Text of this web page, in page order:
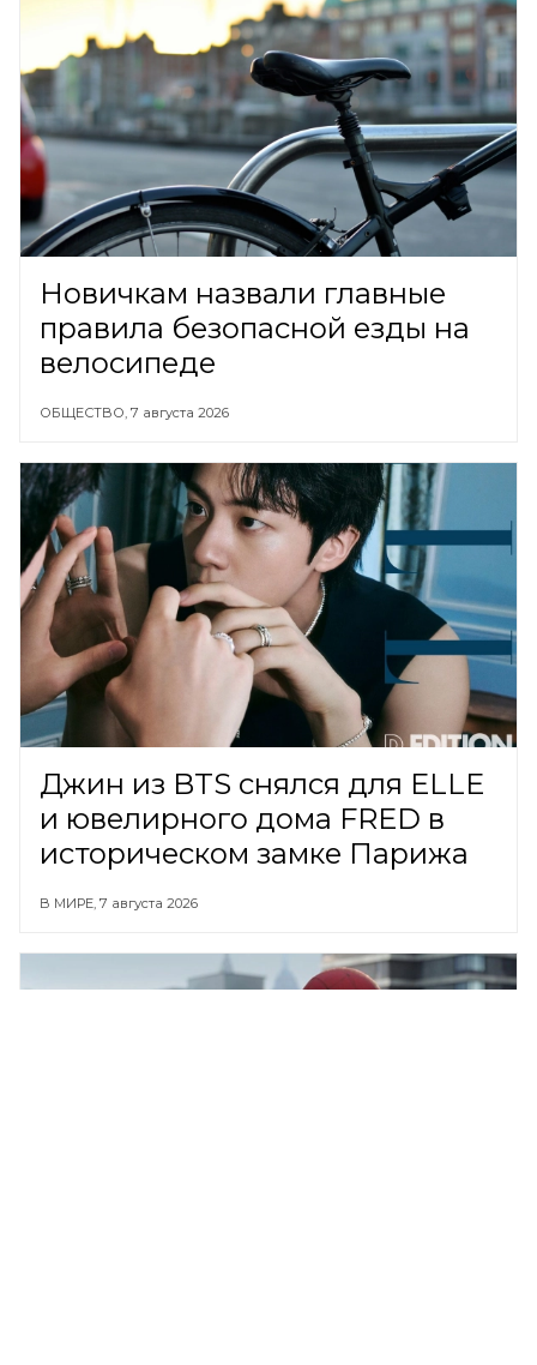
Новичкам назвали главные
правила безопасной езды на
велосипеде
ОБЩЕСТВО, 7 августа 2026
Джин из BTS снялся для ELLE
и ювелирного дома FRED в
историческом замке Парижа
В МИРЕ, 7 августа 2026